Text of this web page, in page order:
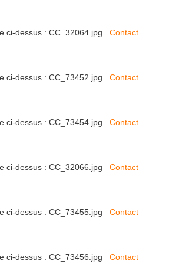
ci-dessus : CC_32064.jpg Contact
ci-dessus : CC_73452.jpg Contact
ci-dessus : CC_73454.jpg Contact
ci-dessus : CC_32066.jpg Contact
ci-dessus : CC_73455.jpg Contact
ci-dessus : CC_73456.jpg Contact